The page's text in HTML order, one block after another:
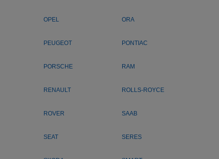
OPEL ORA
PEUGEOT PONTIAC
PORSCHE RAM
RENAULT ROLLS-ROYCE
ROVER SAAB
SEAT SERES